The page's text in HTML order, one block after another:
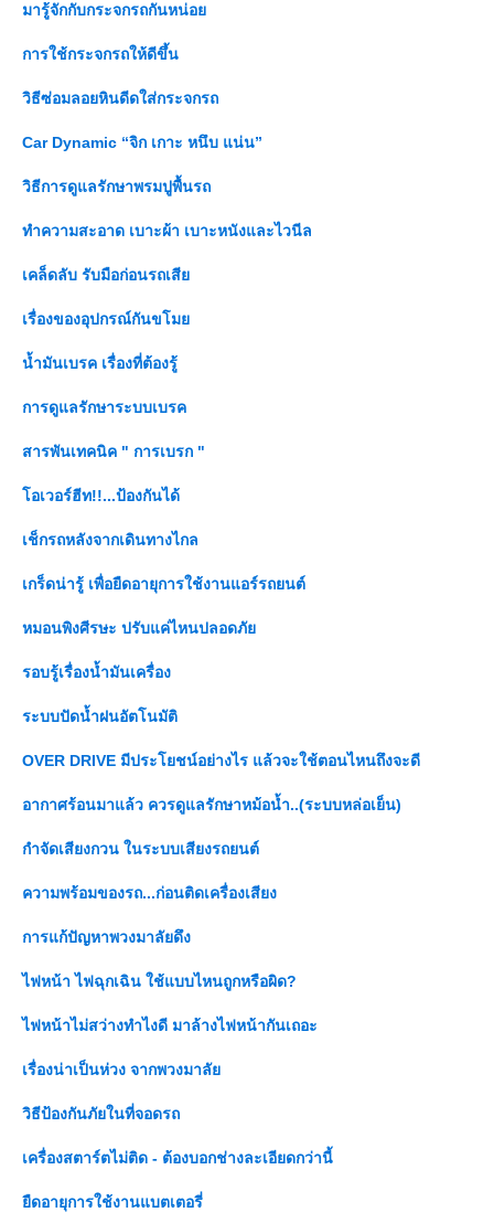
มารู้จักกับกระจกรถกันหน่อ
การใช้กระจกรถให้ดีขึ้น
วิธีซ่อมลอยหินดีดใส่กระจกรถ
Car Dynamic “จิก เกาะ หนึบ แน่น”
วิธีการดูแลรักษาพรมปูพื้นรถ
ทำความสะอาด เบาะผ้า เบาะหนังและไวนีล
เคล็ดลับ รับมือก่อนรถเสี
เรื่องของอุปกรณ์กันขโม
น้ำมันเบรค เรื่องที่ต้องรู้
การดูแลรักษาระบบเบรค
สารพันเทคนิค " การเบรก "
อเวอร์ฮีท!!...ป้องกันได้
เช็กรถหลังจากเดินทางไกล
เกร็ดน่ารู้ เพื่อยืดอายุการใช้งานแอร์รถยนต์
หมอนพิงศีรษะ ปรับแค่ไหนปลอดภั
รอบรู้เรื่องน้ำมันเครื่อง
ระบบปัดน้ำฝนอัตโนมัติ
OVER DRIVE มีประโยชน์อย่างไร แล้วจะใช้ตอนไหนถึงจะดี
อากาศร้อนมาแล้ว ควรดูแลรักษาหม้อน้ำ..(ระบบหล่อเย็น)
กำจัดเสียงกวน ในระบบเสียงรถยนต์
ความพร้อมของรถ...ก่อนติดเครื่องเสียง
การแก้ปัญหาพวงมาลัยดึง
ไฟหน้า ไฟฉุกเฉิน ใช้แบบไหนถูกหรือผิด?
ไฟหน้าไม่สว่างทำไงดี มาล้างไฟหน้ากันเถอะ
เรื่องน่าเป็นห่วง จากพวงมาลั
วิธีป้องกันภัยในที่จอดรถ
เครื่องสตาร์ตไม่ติด - ต้องบอกช่างละเอียดกว่านี้
ืดอายุการใช้งานแบตเตอรี่